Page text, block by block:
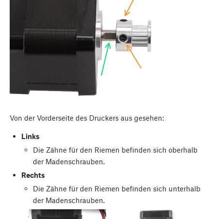
Von der Vorderseite des Druckers aus gesehen:
Links
Die Zähne für den Riemen befinden sich oberhalb
der Madenschrauben.
Rechts
Die Zähne für den Riemen befinden sich unterhalb
der Madenschrauben.